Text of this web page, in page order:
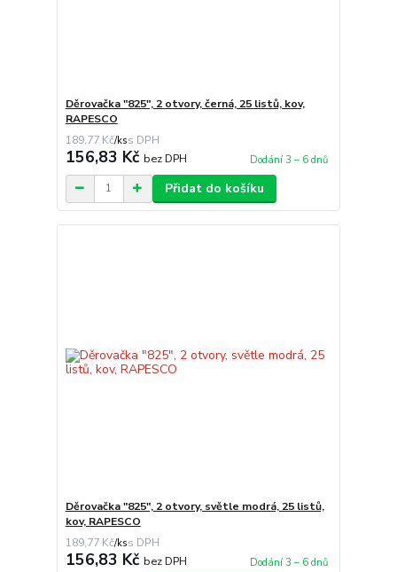
Děrovačka "825", 2 otvory, černá, 25 listů, kov,
RAPESCO
189,77 Kč/ks
156,83 Kč bez DPH Dodání 3 – 6 dnů
Přidat do košíku
Děrovačka "825", 2 otvory, světle modrá, 25 listů,
kov, RAPESCO
189,77 Kč/ks
156,83 Kč bez DPH Dodání 3 – 6 dnů